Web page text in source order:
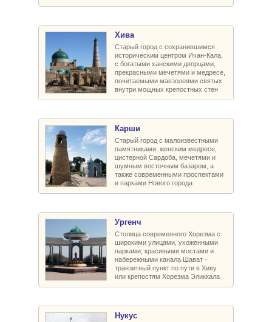
Хива
Старый город с сохранившимся
историческим центром Ичан-Кала,
с богатыми ханскими дворцами,
прекрасными мечетями и медресе,
почитаемыми мавзолеями святых
внутри мощных крепостных стен
Карши
Старый город с малоизвестными
памятниками, женским медресе,
цистерной Сардоба, мечетями и
шумным восточным базаром, а
также современными проспектами
и парками Нового города
Ургенч
Столица современного Хорезма с
широкими улицами, ухоженными
парками, красивыми мостами и
набережными канала Шават -
транзитный пункт по пути в Хиву
или крепостям Хорезма Эликкала
Нукус